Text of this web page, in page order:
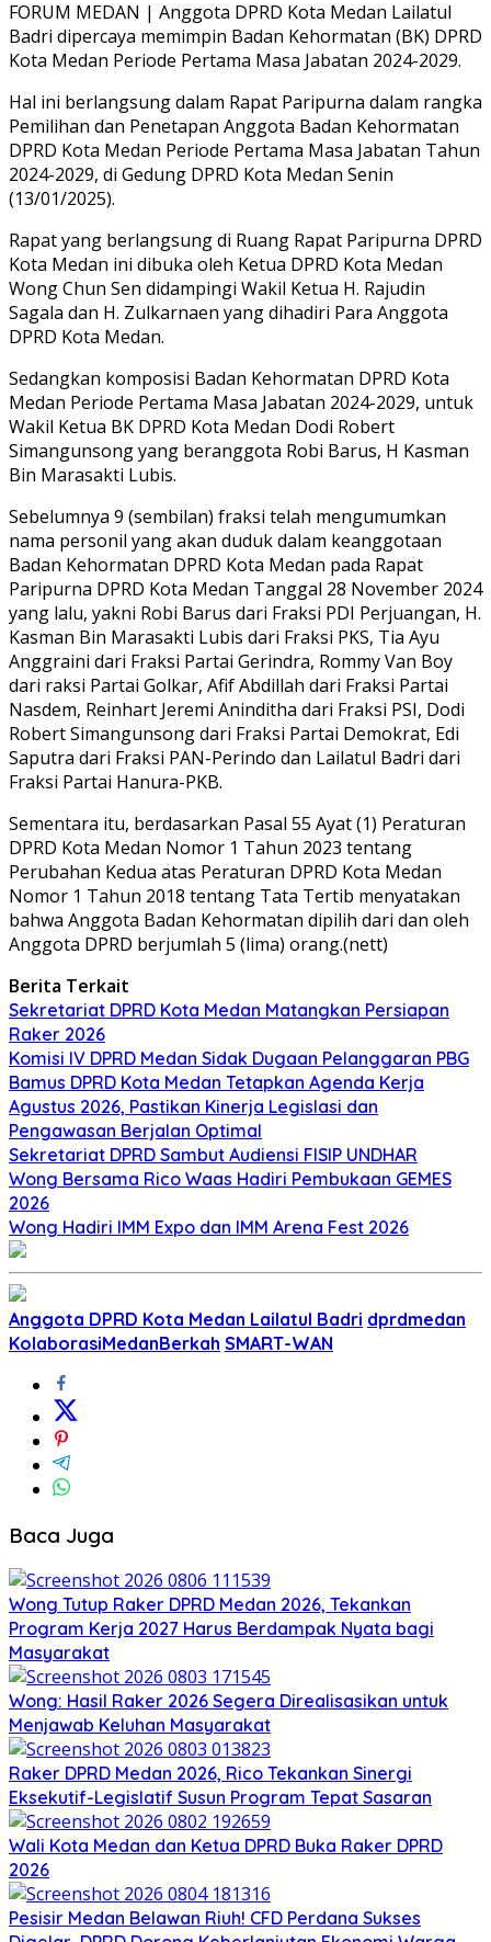
FORUM MEDAN | Anggota DPRD Kota Medan Lailatul
Badri dipercaya memimpin Badan Kehormatan (BK) DPRD
Kota Medan Periode Pertama Masa Jabatan 2024-2029.
Hal ini berlangsung dalam Rapat Paripurna dalam rangka
Pemilihan dan Penetapan Anggota Badan Kehormatan
DPRD Kota Medan Periode Pertama Masa Jabatan Tahun
2024-2029, di Gedung DPRD Kota Medan Senin
(13/01/2025).
Rapat yang berlangsung di Ruang Rapat Paripurna DPRD
Kota Medan ini dibuka oleh Ketua DPRD Kota Medan
Wong Chun Sen didampingi Wakil Ketua H. Rajudin
Sagala dan H. Zulkarnaen yang dihadiri Para Anggota
DPRD Kota Medan.
Sedangkan komposisi Badan Kehormatan DPRD Kota
Medan Periode Pertama Masa Jabatan 2024-2029, untuk
Wakil Ketua BK DPRD Kota Medan Dodi Robert
Simangunsong yang beranggota Robi Barus, H Kasman
Bin Marasakti Lubis.
Sebelumnya 9 (sembilan) fraksi telah mengumumkan
nama personil yang akan duduk dalam keanggotaan
Badan Kehormatan DPRD Kota Medan pada Rapat
Paripurna DPRD Kota Medan Tanggal 28 November 2024
yang lalu, yakni Robi Barus dari Fraksi PDI Perjuangan, H.
Kasman Bin Marasakti Lubis dari Fraksi PKS, Tia Ayu
Anggraini dari Fraksi Partai Gerindra, Rommy Van Boy
dari raksi Partai Golkar, Afif Abdillah dari Fraksi Partai
Nasdem, Reinhart Jeremi Aninditha dari Fraksi PSI, Dodi
Robert Simangunsong dari Fraksi Partai Demokrat, Edi
Saputra dari Fraksi PAN-Perindo dan Lailatul Badri dari
Fraksi Partai Hanura-PKB.
Sementara itu, berdasarkan Pasal 55 Ayat (1) Peraturan
DPRD Kota Medan Nomor 1 Tahun 2023 tentang
Perubahan Kedua atas Peraturan DPRD Kota Medan
Nomor 1 Tahun 2018 tentang Tata Tertib menyatakan
bahwa Anggota Badan Kehormatan dipilih dari dan oleh
Anggota DPRD berjumlah 5 (lima) orang.(nett)
Berita Terkait
Sekretariat DPRD Kota Medan Matangkan Persiapan
Raker 2026
Komisi IV DPRD Medan Sidak Dugaan Pelanggaran PBG
Bamus DPRD Kota Medan Tetapkan Agenda Kerja
Agustus 2026, Pastikan Kinerja Legislasi dan
Pengawasan Berjalan Optimal
Sekretariat DPRD Sambut Audiensi FISIP UNDHAR
Wong Bersama Rico Waas Hadiri Pembukaan GEMES
2026
Wong Hadiri IMM Expo dan IMM Arena Fest 2026
Anggota DPRD Kota Medan Lailatul Badri dprdmedan
KolaborasiMedanBerkah SMART-WAN
Baca Juga
Wong Tutup Raker DPRD Medan 2026, Tekankan
Program Kerja 2027 Harus Berdampak Nyata bagi
Masyarakat
Wong: Hasil Raker 2026 Segera Direalisasikan untuk
Menjawab Keluhan Masyarakat
Raker DPRD Medan 2026, Rico Tekankan Sinergi
Eksekutif-Legislatif Susun Program Tepat Sasaran
Wali Kota Medan dan Ketua DPRD Buka Raker DPRD
2026
Pesisir Medan Belawan Riuh! CFD Perdana Sukses